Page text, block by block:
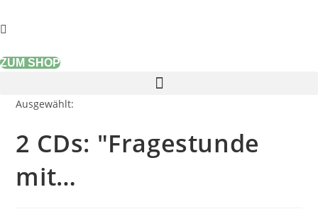
Inhalt
ZUM SHOP
Ausgewählt:
2 CDs: "Fragestunde
mit…